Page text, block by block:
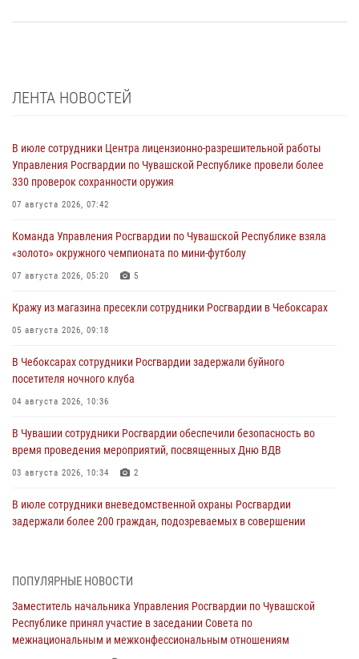
ЛЕНТА НОВОСТЕЙ
В июле сотрудники Центра лицензионно-разрешительной работы
Управления Росгвардии по Чувашской Республике провели более
330 проверок сохранности оружия
07 августа 2026, 07:42
Команда Управления Росгвардии по Чувашской Республике взяла
«золото» окружного чемпионата по мини-футболу
07 августа 2026, 05:20 5
Кражу из магазина пресекли сотрудники Росгвардии в Чебоксарах
05 августа 2026, 09:18
В Чебоксарах сотрудники Росгвардии задержали буйного
посетителя ночного клуба
04 августа 2026, 10:36
В Чувашии сотрудники Росгвардии обеспечили безопасность во
время проведения мероприятий, посвященных Дню ВДВ
03 августа 2026, 10:34 2
В июле сотрудники вневедомственной охраны Росгвардии
задержали более 200 граждан, подозреваемых в совершении
мировой войне 1914-1918 годов
01 августа 2026, 07:19
ПОПУЛЯРНЫЕ НОВОСТИ
Заместитель начальника Управления Росгвардии по Чувашской
Республике принял участие в заседании Совета по
межнациональным и межконфессиональным отношениям